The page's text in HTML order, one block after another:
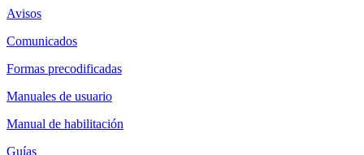
Avisos
Comunicados
Formas precodificadas
Manuales de usuario
Manual de habilitación
Guías